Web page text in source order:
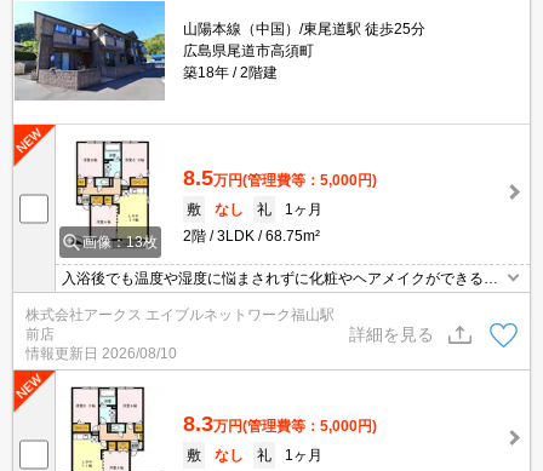
山陽本線（中国）/東尾道駅 徒歩25分
広島県尾道市高須町
築18年
2階建
画像：13枚
8.5万円(管理費等：5,000円)
敷
なし 礼
1ヶ月
2階
3LDK 68.75m²
入浴後でも温度や湿度に悩まされずに化粧やヘアメイクができる独
など豊富なので、衣類や履き物の整理がしやすく便利です。一人暮
らしの方も安心の、TVインターホン付き物件です。バルコニー付き
の物件で、用途に合わせて利用できおすすめです。
株式会社アークス エイブルネットワーク福山駅
前店
情報更新日 2026/08/10
詳細を見る
8.3万円(管理費等：5,000円)
敷
なし 礼
1ヶ月